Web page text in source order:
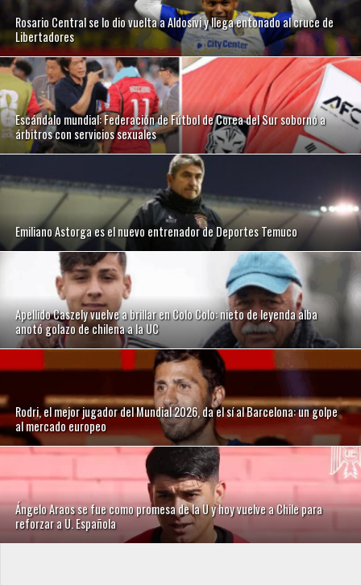
Rosario Central se lo dio vuelta a Aldosivi y llega entonado al cruce de
Libertadores
Escándalo mundial: Federación de Fútbol de Corea del Sur sobornó a
árbitros con servicios sexuales
Emiliano Astorga es el nuevo entrenador de Deportes Temuco
Apellido Caszely vuelve a brillar en Colo Colo: nieto de leyenda alba
anotó golazo de chilena a la UC
Rodri, el mejor jugador del Mundial 2026, da el sí al Barcelona: un golpe
al mercado europeo
Ángelo Araos se fue como promesa de la U y hoy vuelve a Chile para
reforzar a U. Española